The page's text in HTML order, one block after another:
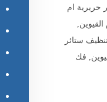
حريرية ام
ستائر
فك